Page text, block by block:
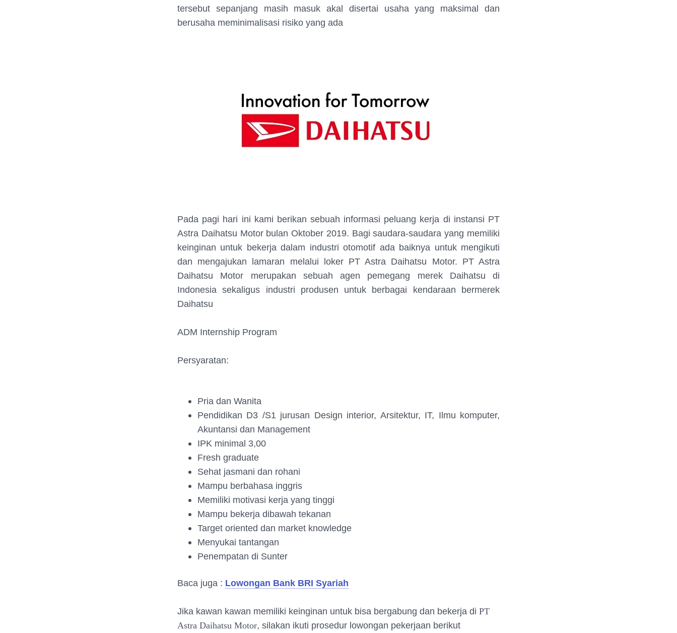
tersebut sepanjang masih masuk akal disertai usaha yang maksimal dan
berusaha meminimalisasi risiko yang ada
Pada pagi hari ini kami berikan sebuah informasi peluang kerja di instansi PT
Astra Daihatsu Motor bulan Oktober 2019. Bagi saudara-saudara yang memiliki
keinginan untuk bekerja dalam industri otomotif ada baiknya untuk mengikuti
dan mengajukan lamaran melalui loker PT Astra Daihatsu Motor. PT Astra
Daihatsu Motor merupakan sebuah agen pemegang merek Daihatsu di
Indonesia sekaligus industri produsen untuk berbagai kendaraan bermerek
Daihatsu
ADM Internship Program
Persyaratan:
Pria dan Wanita
Pendidikan D3 /S1 jurusan Design interior, Arsitektur, IT, Ilmu komputer,
Akuntansi dan Management
IPK minimal 3,00
Fresh graduate
Sehat jasmani dan rohani
Mampu berbahasa inggris
Memiliki motivasi kerja yang tinggi
Mampu bekerja dibawah tekanan
Target oriented dan market knowledge
Menyukai tantangan
Penempatan di Sunter
Baca juga : Lowongan Bank BRI Syariah
Jika kawan kawan memiliki keinginan untuk bisa bergabung dan bekerja di PT
Astra Daihatsu Motor, silakan ikuti prosedur lowongan pekerjaan berikut